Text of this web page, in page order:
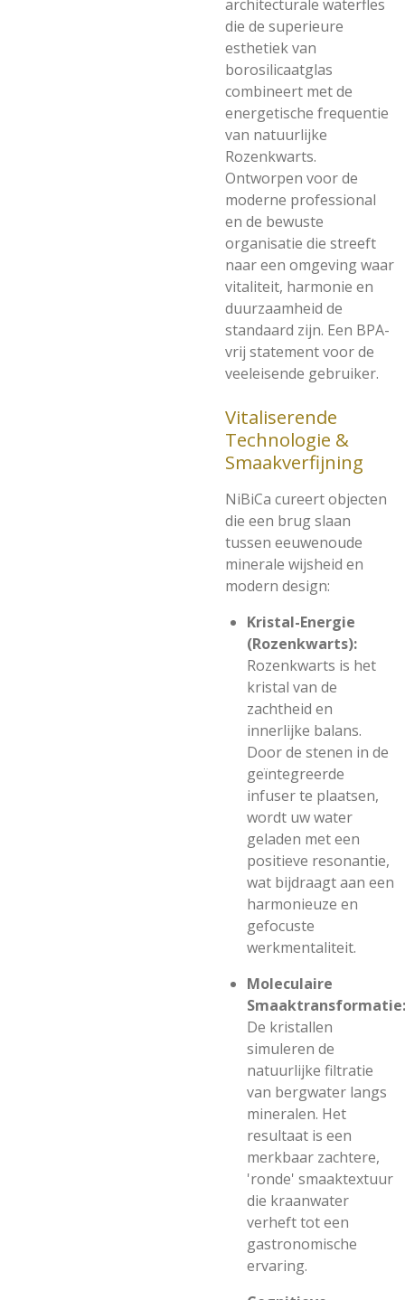
architecturale waterfles
die de superieure
esthetiek van
borosilicaatglas
combineert met de
energetische frequentie
van natuurlijke
Rozenkwarts.
Ontworpen voor de
moderne professional
en de bewuste
organisatie die streeft
naar een omgeving waar
vitaliteit, harmonie en
duurzaamheid de
standaard zijn. Een BPA-
vrij statement voor de
veeleisende gebruiker.
Vitaliserende
Technologie &
Smaakverfijning
NiBiCa cureert objecten
die een brug slaan
tussen eeuwenoude
minerale wijsheid en
modern design:
Kristal-Energie
(Rozenkwarts):
Rozenkwarts is het
kristal van de
zachtheid en
innerlijke balans.
Door de stenen in de
geïntegreerde
infuser te plaatsen,
wordt uw water
geladen met een
positieve resonantie,
wat bijdraagt aan een
harmonieuze en
gefocuste
werkmentaliteit.
Moleculaire
Smaaktransformatie:
De kristallen
simuleren de
natuurlijke filtratie
van bergwater langs
mineralen. Het
resultaat is een
merkbaar zachtere,
'ronde' smaaktextuur
die kraanwater
verheft tot een
gastronomische
ervaring.